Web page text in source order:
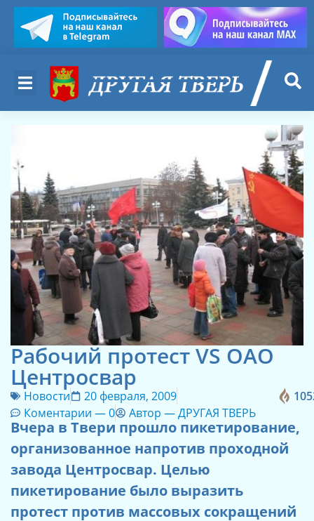
Рабочий протест VS ОАО
Центросвар
Новости
20 февраля, 2009
Коментарии —0 Автор —ДРУГАЯ ТВЕРЬ
Вчера в Твери прошло пикетирование,
организованное напротив проходной
завода Центросвар. Целью
пикетирование было выразить
протест против массовых сокращений